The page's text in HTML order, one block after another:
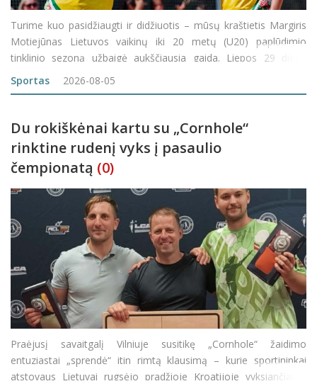
Turime kuo pasidžiaugti ir didžiuotis – mūsų kraštietis Margiris
Motiejūnas Lietuvos vaikinų iki 20 metų (U20) paplūdimio
tinklinio sezoną užbaigė aukščiausia gaida. Liepos 29 dieną
U20 paplūdimio
Sportas 2026-08-05
Du rokiškėnai kartu su „Cornhole“
rinktine rudenį vyks į pasaulio
čempionatą (0)
Praėjusį savaitgalį Vilniuje susitikę „Cornhole“ žaidimo
entuziastai „sprendė“ itin rimtą klausimą – kurie sportininkai
atstovaus Lietuvai rugsėjo pradžioje Kroatijoje vyksiančiame